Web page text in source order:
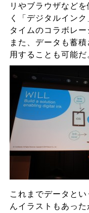
リやブラウザなど
く「デジタルイン
タイムのコラボレー
また、データも蓄
用することも可能だ
これまでデータと
んイラストもあっ